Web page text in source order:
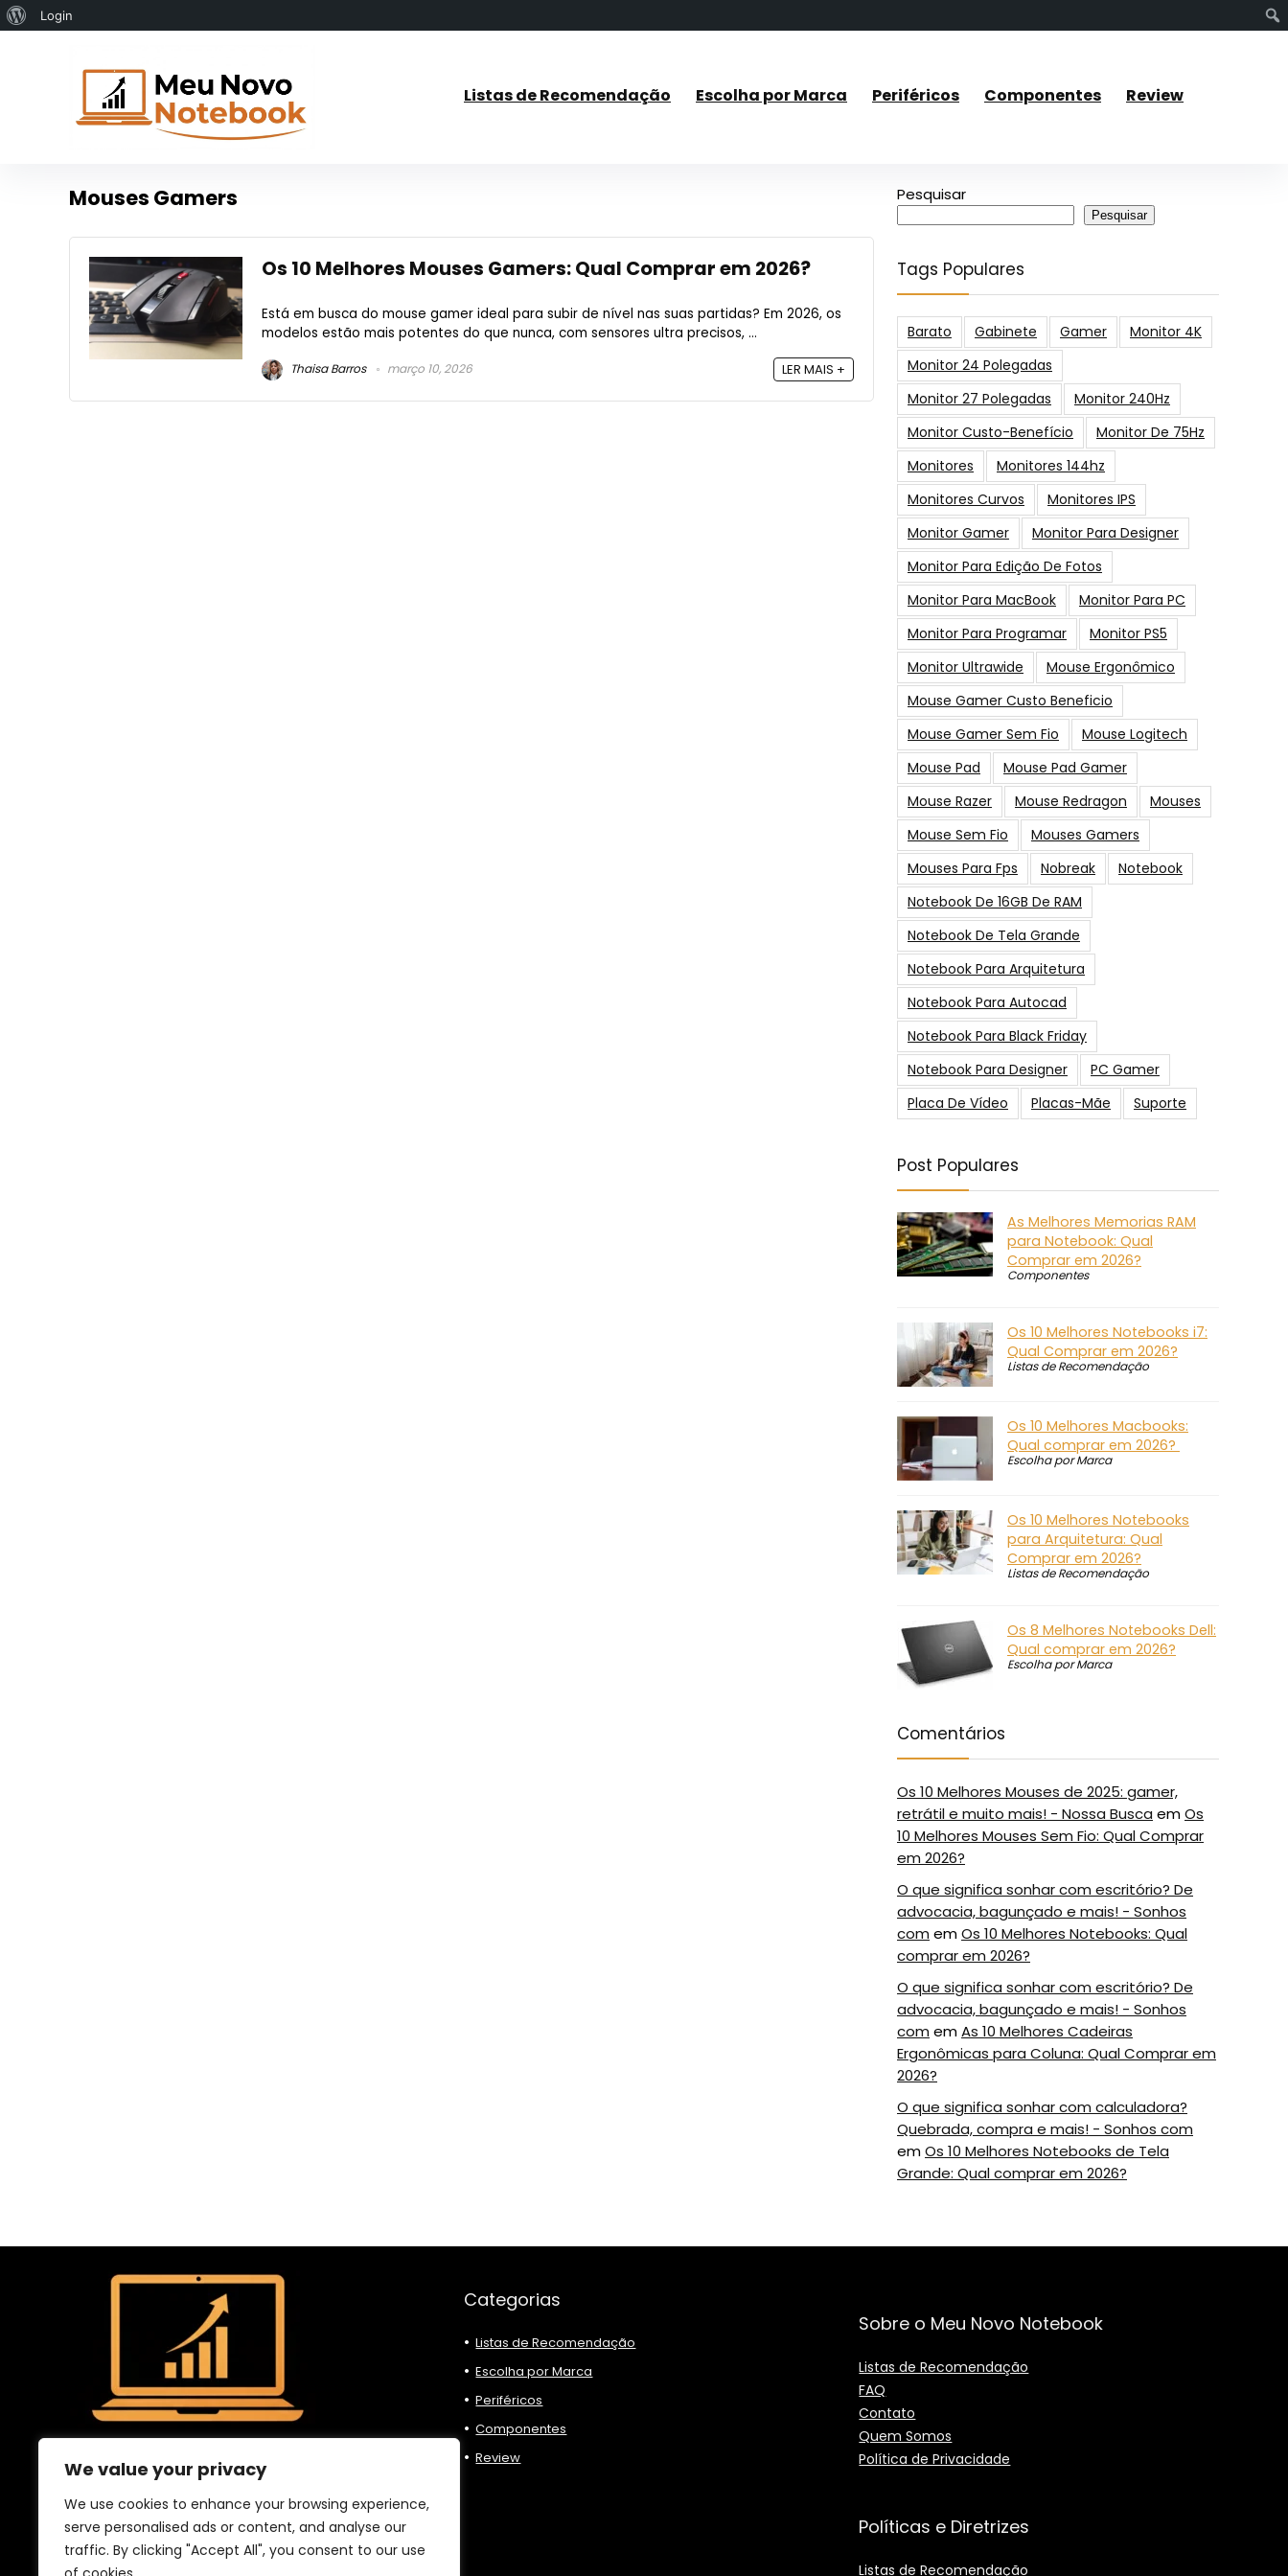
We value your privacy
We use cookies to enhance your browsing experience,
serve personalised ads or content, and analyse our
traffic. By clicking "Accept All", you consent to our use
Sobre
WordPress
Login
Listas de Recomendação Escolha por Marca Periféricos Componentes Review
Mouses Gamers
Os 10 Melhores Mouses Gamers: Qual Comprar em 2026?
Está em busca do mouse gamer ideal para subir de nível nas suas partidas? Em 2026, os
modelos estão mais potentes do que nunca, com sensores ultra precisos, ...
Thaisa Barros março 10, 2026 LER MAIS +
Pesquisar
Pesquisar
Tags Populares
Barato Gabinete Gamer
Monitor 4K
Monitor 24 Polegadas
Monitor 27 Polegadas
Monitor 240Hz
Monitor Custo-Benefício
Monitor De 75Hz
Monitores
Monitores 144hz
Monitores Curvos
Monitores IPS
Monitor Gamer
Monitor Para Designer
Monitor Para Edição De Fotos
Monitor Para MacBook
Monitor Para PC
Monitor Para Programar
Monitor PS5
Monitor Ultrawide
Mouse Ergonômico
Mouse Gamer Custo Beneficio
Mouse Gamer Sem Fio
Mouse Logitech
Mouse Pad
Mouse Pad Gamer
Mouse Razer
Mouse Redragon
Mouses
Mouse Sem Fio
Mouses Gamers
Mouses Para Fps
Nobreak
Notebook
Notebook De 16GB De RAM
Notebook De Tela Grande
Notebook Para Arquitetura
Notebook Para Autocad
Notebook Para Black Friday
Notebook Para Designer
PC Gamer
Placa De Vídeo
Placas-Mãe Suporte
Post Populares
As Melhores Memorias RAM
para Notebook: Qual
Comprar em 2026?
Componentes
Os 10 Melhores Notebooks i7:
Qual Comprar em 2026?
Listas de Recomendação
Os 10 Melhores Macbooks:
Qual comprar em 2026?
Escolha por Marca
Os 10 Melhores Notebooks
para Arquitetura: Qual
Comprar em 2026?
Listas de Recomendação
Os 8 Melhores Notebooks Dell:
Qual comprar em 2026?
Escolha por Marca
Comentários
Os 10 Melhores Mouses de 2025: gamer,
retrátil e muito mais! - Nossa Busca emOs
10 Melhores Mouses Sem Fio: Qual Comprar
em 2026?
O que significa sonhar com escritório? De
advocacia, bagunçado e mais! - Sonhos
com emOs 10 Melhores Notebooks: Qual
comprar em 2026?
O que significa sonhar com escritório? De
advocacia, bagunçado e mais! - Sonhos
com emAs 10 Melhores Cadeiras
Ergonômicas para Coluna: Qual Comprar em
2026?
O que significa sonhar com calculadora?
Quebrada, compra e mais! - Sonhos com
emOs 10 Melhores Notebooks de Tela
Grande: Qual comprar em 2026?
Categorias
Listas de Recomendação
Escolha por Marca
Periféricos
Componentes
Review
Sobre o Meu Novo Notebook
Listas de Recomendação
FAQ
Contato
Quem Somos
Política de Privacidade
Políticas e Diretrizes
Listas de Recomendação